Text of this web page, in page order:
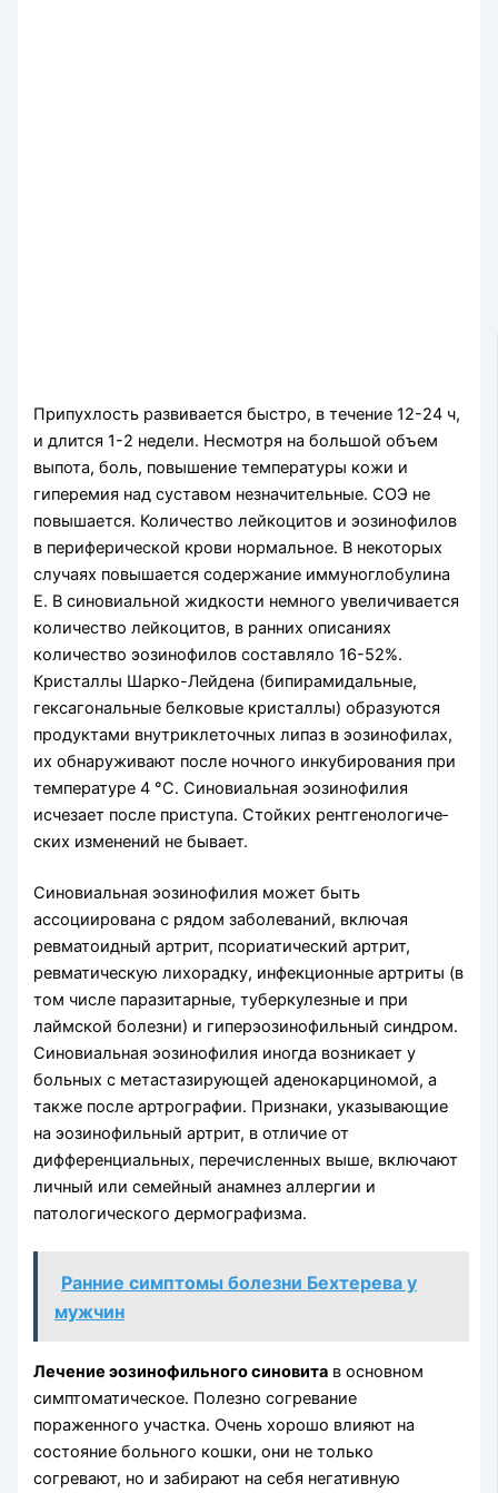
Припухлость развивается быстро, в течение 12-24 ч,
и длится 1-2 недели. Несмотря на большой объем
выпота, боль, повышение температуры кожи и
гиперемия над сустaвoм незначительные. СОЭ не
повышается. Количество лейко­цитов и эозинофилов
в периферической крови нормальное. В некоторых
случаях повышается содержание иммуноглобулина
Е. В синовиальной жидкости немного увеличивается
количество лейкоцитов, в ранних описаниях
количество эозинофилов составляло 16-52%.
Кристаллы Шарко-Лейдена (бипирамидальные,
гексагональные белковые кристаллы) образуются
продуктами внутриклеточных липаз в эозинофилах,
их обнаруживают после ночного инкубирования при
температуре 4 °С. Синовиальная эозинофилия
исчезает после приступа. Стойких рентгенологиче­
ских изменений не бывает.
Синовиальная эозинофилия может быть
ассоциирована с рядом заболеваний, включая
ревматоидный артрит, псориатический артрит,
ревматическую лихо­радку, инфекционные артриты (в
том числе паразитарные, туберкулезные и при
лаймской болезни) и гиперэозинофильный синдром.
Синовиальная эозинофилия иногда возникает у
больных с метастазирующей аденокарциномой, а
также после артрографии. Признаки, указывающие
на эозинофильный артрит, в отличие от
дифференциальных, перечисленных выше, включают
личный или семейный анамнез аллергии и
патологического дермографизма.
Ранние симптомы болезни Бехтерева у
мужчин
Лечение эозинофильного синовита в основном
симптоматическое. Полезно согревание
пораженного участка. Очень хорошо влияют на
состояние больного кошки, они не только
согревают, но и забирают на себя негативную